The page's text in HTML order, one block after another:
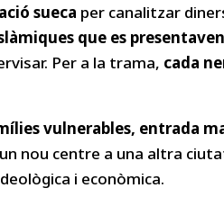
sueca per canalitzar
que es
Per a la trama, cada
vulnerables, entrada
nou centre a una altra
i econòmica.